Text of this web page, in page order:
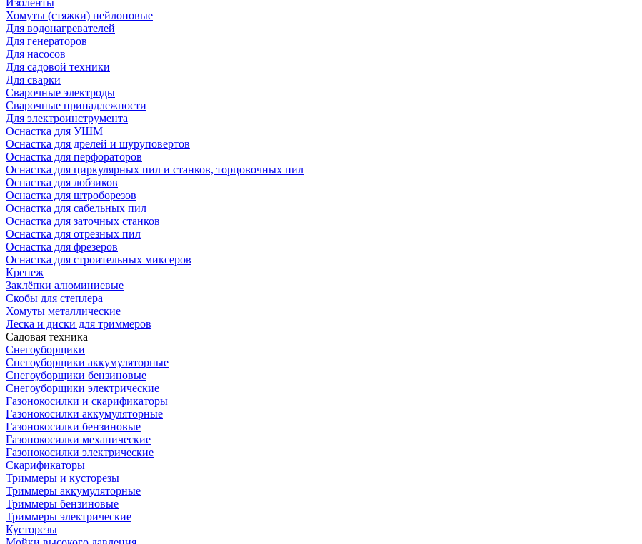
Изоленты
Хомуты (стяжки) нейлоновые
Для водонагревателей
Для генераторов
Для насосов
Для садовой техники
Для сварки
Сварочные электроды
Сварочные принадлежности
Для электроинструмента
Оснастка для УШМ
Оснастка для дрелей и шуруповертов
Оснастка для перфораторов
Оснастка для циркулярных пил и станков, торцовочных пил
Оснастка для лобзиков
Оснастка для штроборезов
Оснастка для сабельных пил
Оснастка для заточных станков
Оснастка для отрезных пил
Оснастка для фрезеров
Оснастка для строительных миксеров
Крепеж
Заклёпки алюминиевые
Скобы для степлера
Хомуты металлические
Леска и диски для триммеров
Садовая техника
Снегоуборщики
Снегоуборщики аккумуляторные
Снегоуборщики бензиновые
Снегоуборщики электрические
Газонокосилки и скарификаторы
Газонокосилки аккумуляторные
Газонокосилки бензиновые
Газонокосилки механические
Газонокосилки электрические
Скарификаторы
Триммеры и кусторезы
Триммеры аккумуляторные
Триммеры бензиновые
Триммеры электрические
Кусторезы